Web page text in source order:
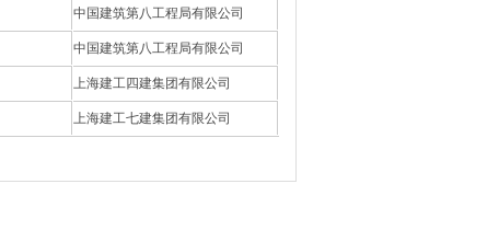
中国建筑第八工程局有限公司
中国建筑第八工程局有限公司
上海建工四建集团有限公司
上海建工七建集团有限公司